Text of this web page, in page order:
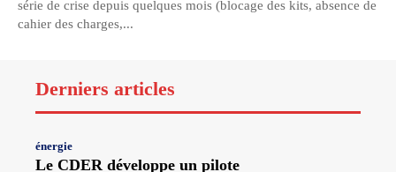
série de crise depuis quelques mois (blocage des kits, absence de
cahier des charges,...
Derniers articles
énergie
Le CDER développe un pilote